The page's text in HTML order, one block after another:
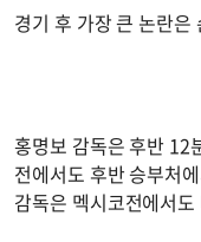
경기 후 가장 큰 논란은
홍명보 감독은 후반 12
전에서도 후반 승부처
감독은 멕시코전에서